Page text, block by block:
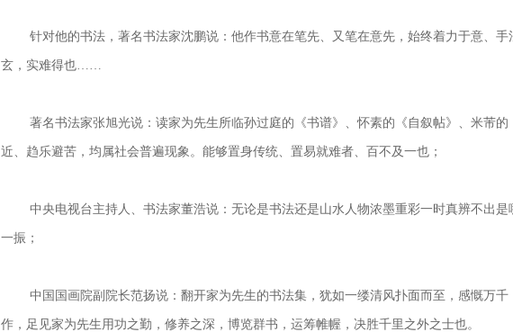
针对他的书法，著名书法家沈鹏说：他作书意在笔先、又笔在意先，始终着力于意、
玄，实难得也……
著名书法家张旭光说：读家为先生所临孙过庭的《书谱》、怀素的《自叙帖》、米芾
近、趋乐避苦，均属社会普遍现象。能够置身传统、置易就难者、百不及一也；
中央电视台主持人、书法家董浩说：无论是书法还是山水人物浓墨重彩一时真辨不出
一振；
中国国画院副院长范扬说：翻开家为先生的书法集，犹如一缕清风扑面而至，感慨万
作，足见家为先生用功之勤，修养之深，博览群书，运筹帷幄，决胜千里之外之士也。